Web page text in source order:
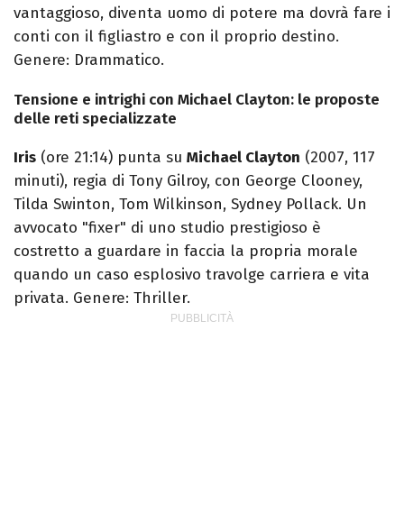
vantaggioso, diventa uomo di potere ma dovrà fare i
conti con il figliastro e con il proprio destino.
Genere: Drammatico.
Tensione e intrighi con Michael Clayton: le proposte
delle reti specializzate
Iris (ore 21:14) punta su Michael Clayton (2007, 117
minuti), regia di Tony Gilroy, con George Clooney,
Tilda Swinton, Tom Wilkinson, Sydney Pollack. Un
avvocato "fixer" di uno studio prestigioso è
costretto a guardare in faccia la propria morale
quando un caso esplosivo travolge carriera e vita
privata. Genere: Thriller.